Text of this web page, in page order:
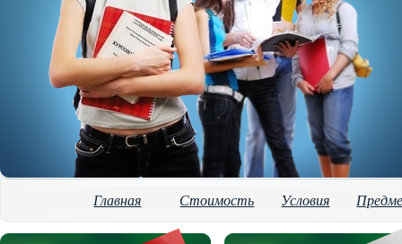
Главная Стоимость Условия